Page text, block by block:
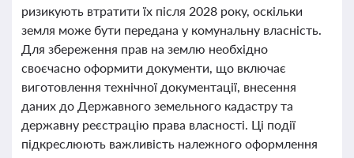
ризикують втратити їх після 2028 року, оскільки
земля може бути передана у комунальну власність.
Для збереження прав на землю необхідно
своєчасно оформити документи, що включає
виготовлення технічної документації, внесення
даних до Державного земельного кадастру та
державну реєстрацію права власності. Ці події
підкреслюють важливість належного оформлення